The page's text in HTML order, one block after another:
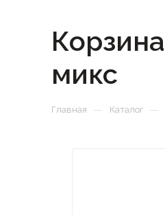
микс
Главная — Каталог —